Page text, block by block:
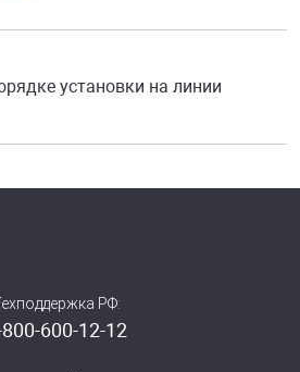
установки на линии
РФ:
600-12-12